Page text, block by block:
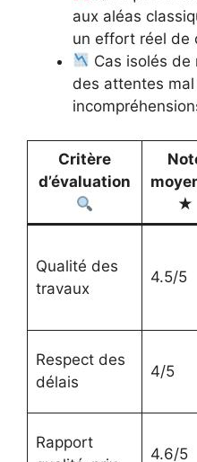
aux aléas
un effort réel de
Cas isolés
des attentes
Critère
d’évaluation
★
Qualité des
travaux
4.5/5
Respect des
délais
4/5
Rapport
4.6/5